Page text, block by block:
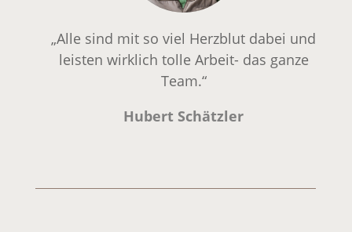
„Alle sind mit so viel Herzblut dabei und
leisten wirklich tolle Arbeit- das ganze
Team.“
Hubert Schätzler